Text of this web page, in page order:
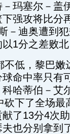
玛塞尔－盖
强攻将比分
－迪奥遭到
1分之差败
低，黎巴嫩
命中率只有
哈蒂伯－艾
砍下了全场
了13分4次
也分别拿到